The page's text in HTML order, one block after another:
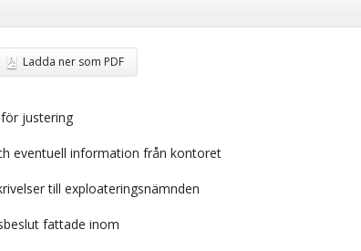
Ladda ner som PDF
justering
eventuell information från kontoret
till exploateringsnämnden
fattade inom